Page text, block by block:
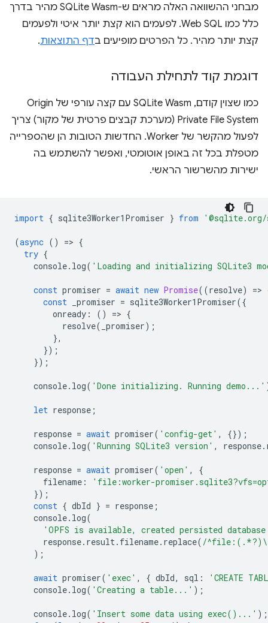
מבחני ההשוואה האלה מראים ש-SQLite Wasm מהיר בדרך
כלל כמו Web SQL. לפעמים הוא קצת יותר איטי ולפעמים
קצת יותר מהיר. כל הפרטים מופיעים בדף התוצאות.
דוגמת קוד לתחילת העבודה
כמו שצוין קודם, SQLite Wasm עם קצה עורפי של Origin
Private File System (מערכת קבצים פרטית של מקור) צריך
לפעול מהקשר של Worker. החדשות הטובות הן שהספרייה
מטפלת בכל זה באופן אוטומטי, ואפשר להשתמש בה
ישירות מהשרשור הראשי.
import { sqlite3Worker1Promiser } from
(async () => {
try {
console. log( 'Loading and initializing SQLite3
const promiser = await new Promise((resolve) =>
const
_promiser = sqlite3Worker1Promiser({
onready : () => {
resolve( _promiser);
},
});
});
console. log( 'Done initializing. Running demo...'
let response ;
response = await promiser( 'config-get' ,
{});
console. log( 'Running SQLite3 version' , response.
response = await promiser( 'open' ,
{
filename :
'file:worker-
});
const { dbId } = response ;
console. log(
'OPFS is available, created persisted
response. result. filename. replace( /
);
await promiser( 'exec' , { dbId, sql :
'CREATE
console. log( 'Creating a table...' );
console. log( 'Insert some data using exec()...' );